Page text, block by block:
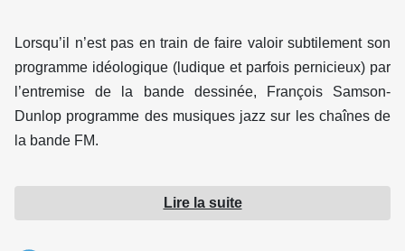
Lorsqu’il n’est pas en train de faire valoir subtilement son
programme idéologique (ludique et parfois pernicieux) par
l’entremise de la bande dessinée, François Samson-
Dunlop programme des musiques jazz sur les chaînes de
la bande FM.
Depuis 2006, François co-programme l’émission 12’’ dans
l’jazz (diffusée sur CISM (Montréal) Radio Campus
Lire la suite